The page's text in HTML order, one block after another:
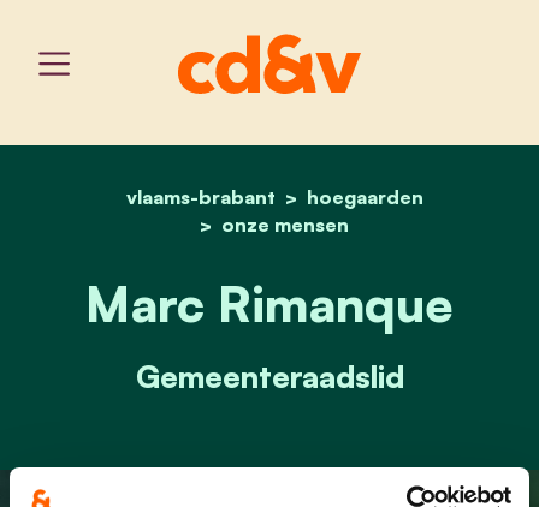
home
vlaams-brabant
hoegaarden
onze mensen
marc rimanque
Marc Rimanque
Gemeenteraadslid